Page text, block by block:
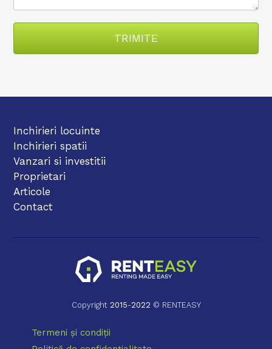
TRIMITE
Inchirieri locuinte
Inchirieri spatii
Vanzari si investitii
Proprietari
Articole
Contact
Copyright 2015-2022 © RENTEASY
Termeni și condiții